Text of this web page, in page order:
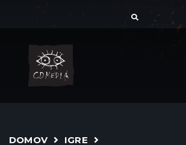
DOMOV IGRE